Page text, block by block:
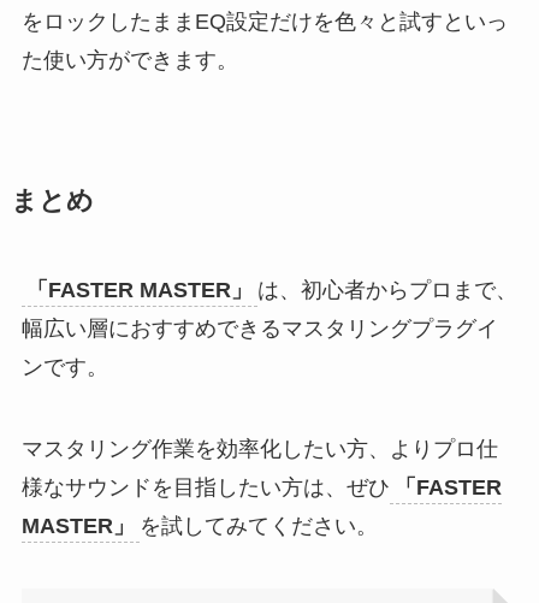
をロックしたままEQ設定だけを色々と試すといっ
た使い方ができます。
まとめ
「FASTER MASTER」
は、初心者からプロまで、
幅広い層におすすめできるマスタリングプラグイ
ンです。
マスタリング作業を効率化したい方、よりプロ仕
様なサウンドを目指したい方は、ぜひ
「FASTER
MASTER」
を試してみてください。